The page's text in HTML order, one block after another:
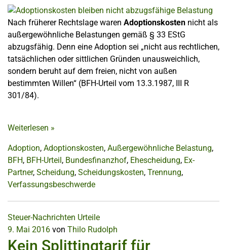
Nach früherer Rechtslage waren Adoptionskosten nicht als
außergewöhnliche Belastungen gemäß § 33 EStG
abzugsfähig. Denn eine Adoption sei „nicht aus rechtlichen,
tatsächlichen oder sittlichen Gründen unausweichlich,
sondern beruht auf dem freien, nicht von außen
bestimmten Willen“ (BFH-Urteil vom 13.3.1987, III R
301/84).
Weiterlesen »
Adoption, Adoptionskosten, Außergewöhnliche Belastung,
BFH, BFH-Urteil, Bundesfinanzhof, Ehescheidung, Ex-
Partner, Scheidung, Scheidungskosten, Trennung,
Verfassungsbeschwerde
Steuer-Nachrichten Urteile
9. Mai 2016 von Thilo Rudolph
Kein Splittingtarif für